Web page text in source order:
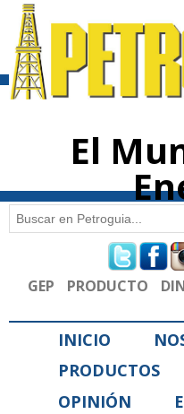
El
Formulario de
Buscar
GEP PRODUCTO
INICIO
PRODUCTOS
OPINIÓN